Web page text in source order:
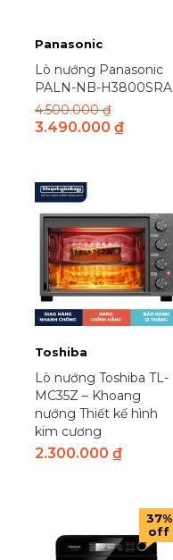
Amercook
Aqua(62)
Ariete (13)
Ariston(39)
Bluestone
Bosch(9)
Boss(5)
Candy(7)
Canzy(1)
Carrier(12)
Casper
Chefs(1)
CHIGO
(1)
Comfee
Coocaa (15)
Daikio(3)
Panasonic
Lò nướng Panasonic
PALN-NB-H3800SRA
4.500.000₫
3.490.000 ₫
Toshiba
Lò nướng Toshiba TL-
MC35Z – Khoang
nướng Thiết kế hình
kim cương
2.300.000 ₫
37%
off